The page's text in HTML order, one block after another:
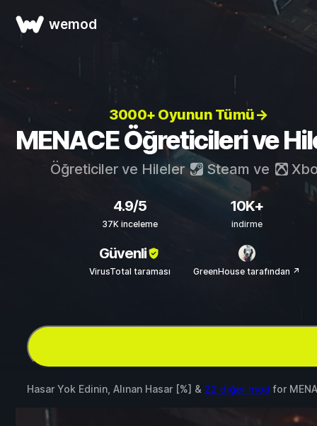
wemod
3000+ Oyunun Tümü→
MENACE Öğreticileri ve
Öğreticiler ve Hileler Steam ve
4.9/5
37K inceleme
10K+
indirme
Güvenli
VirusTotal taraması GreenHouse tarafından ↗
Hasar Yok Edinin, Alınan Hasar [%] & 22 diğer mod for